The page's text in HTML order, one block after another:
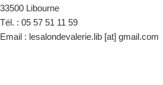
33500 Libourne
Tél. : 05 57 51 11 59
Email : lesalondevalerie.lib [at] gmail.com